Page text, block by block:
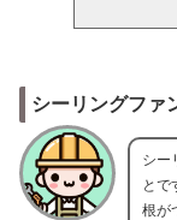
シーリングファ
シー
とで
根が